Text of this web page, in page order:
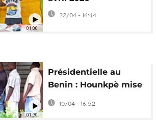
01:00
22/04 - 16:44
01:30
Présidentielle au
Benin : Hounkpè mise
sur la proximité en fin
de campagne
10/04 - 16:52